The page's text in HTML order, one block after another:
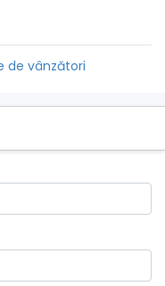
de vânzători